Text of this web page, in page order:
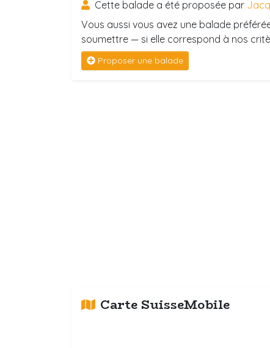
Cette balade a été proposée par
Vous aussi vous avez une balade
soumettre — si elle correspond à nos
Proposer une balade
Carte SuisseMobile